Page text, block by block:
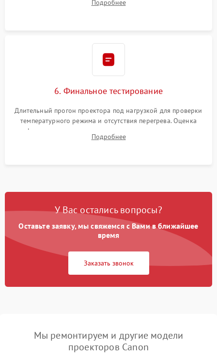
шлейфов, установка датчиков и закрытие корпуса
Подробнее
6. Финальное тестирование
Длительный прогон проектора под нагрузкой для проверки
температурного режима и отсутствия перегрева. Оценка
фокуса, контрастности и цветопередачи на тестовых
таблицах. Проверка работы всех видеовходов и кнопок
Подробнее
У Вас остались вопросы?
Оставьте заявку, мы свяжемся с Вами в ближайшее
время
Заказать звонок
Мы ремонтируем и другие модели
проекторов Canon